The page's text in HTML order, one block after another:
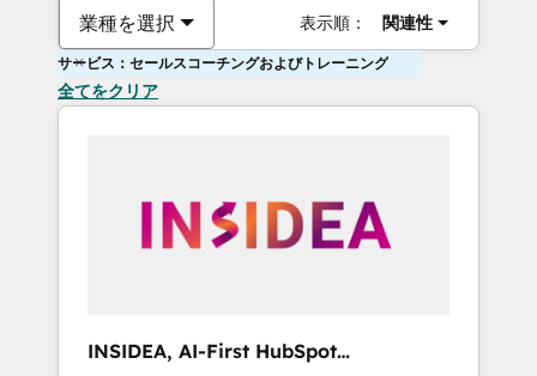
業種を選択 表示順： 関連性
サービス：セールスコーチングおよびトレーニング
全てをクリア
INSIDEA, AI-First HubSpot